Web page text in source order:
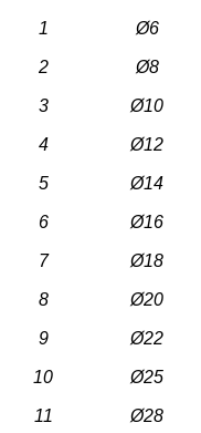
1 Ø6
2 Ø8
3 Ø10
4 Ø12
5 Ø14
6 Ø16
7 Ø18
8 Ø20
9 Ø22
10 Ø25
11 Ø28